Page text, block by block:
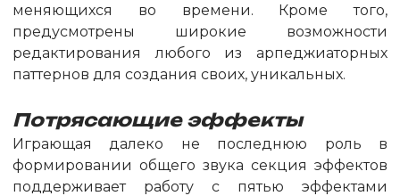
меняющихся во времени. Кроме того,
предусмотрены широкие возможности
редактирования любого из арпеджиаторных
паттернов для создания своих, уникальных.
Потрясающие эффекты
Играющая далеко не последнюю роль в
формировании общего звука секция эффектов
поддерживает работу с пятью эффектами